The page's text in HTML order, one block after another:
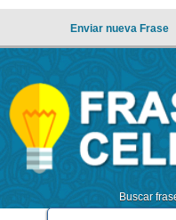
Enviar nueva Frase
Buscar